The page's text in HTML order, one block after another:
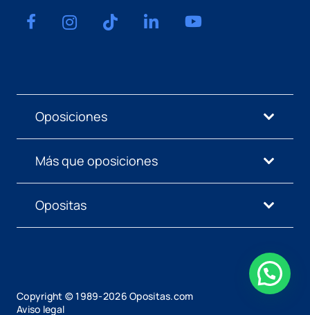
Oposiciones
Más que oposiciones
Opositas
Copyright © 1989-2026 Opositas.com
Aviso legal